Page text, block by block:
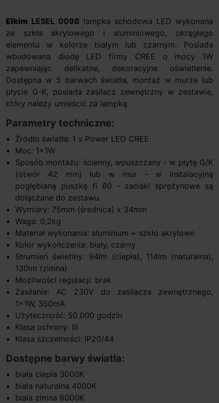
Elkim LESEL 009B lampka schodowa LED wykonana
ze szkła akrylowego i aluminiowego, okrągłego
elementu w kolorze białym lub czarnym. Posiada
wbudowana diodę LED firmy CREE o mocy 1W
zapewniając delikatne, dekoracyjne oświetlenie.
Dostępna w 5 barwach światła, montaż w murze lub
płycie G-K, posiada zasilacz zewnętrzny w zestawie,
który należy umieścić za lampką.
Parametry techniczne:
Źródło światła: 1 x Power LED CREE
Moc: 1x1W
Sposób montażu: ścienny, wpuszczany - w płytę G/K
(otwór 42 mm) lub w mur - w instalacyjną
pogłębianą puszkę fi 60 - zaciski sprężynowe są
dołączane do zestawu.
Wymiary: 75mm (średnica) x 34mm
Waga: 0,2kg
Materiał wykonania: aluminium + szkło akrylowe
Kolor wykończenia: biały, czarny
Strumień świetlny: 94lm (ciepła), 114lm (naturalna),
130lm (zimna)
Możliwości regulacji: brak
Zasilanie: AC 230V do zasilacza zewnętrznego,
1x1W, 350mA
Użyteczność: 50.000 godzin
Klasa ochrony: III
Klasa szczelności: IP20/44
Dostępne barwy światła:
biała ciepła 3000K
biała naturalna 4000K
biała zimna 6000K